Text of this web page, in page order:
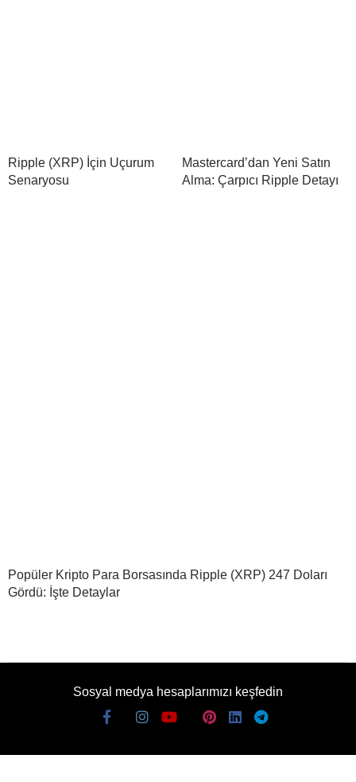
Ripple (XRP) İçin Uçurum
Senaryosu
Mastercard’dan Yeni Satın
Alma: Çarpıcı Ripple Detayı
Popüler Kripto Para Borsasında Ripple (XRP) 247 Doları
Gördü: İşte Detaylar
Sosyal medya hesaplarımızı keşfedin